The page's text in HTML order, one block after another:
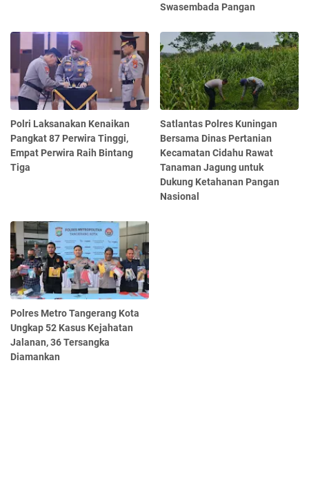
Swasembada Pangan
Polri Laksanakan Kenaikan
Pangkat 87 Perwira Tinggi,
Empat Perwira Raih Bintang
Tiga
Satlantas Polres Kuningan
Bersama Dinas Pertanian
Kecamatan Cidahu Rawat
Tanaman Jagung untuk
Dukung Ketahanan Pangan
Nasional
Polres Metro Tangerang Kota
Ungkap 52 Kasus Kejahatan
Jalanan, 36 Tersangka
Diamankan